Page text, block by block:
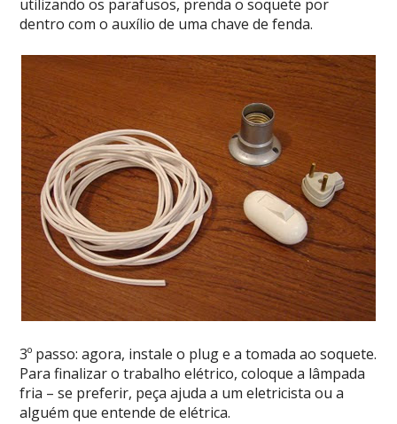
utilizando os parafusos, prenda o soquete por
dentro com o auxílio de uma chave de fenda.
3º passo: agora, instale o plug e a tomada ao soquete.
Para finalizar o trabalho elétrico, coloque a lâmpada
fria – se preferir, peça ajuda a um eletricista ou a
alguém que entende de elétrica.